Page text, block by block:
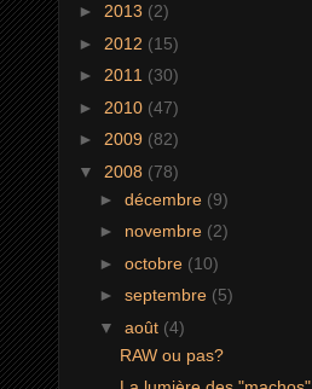
►2013 (2)
► 2012 (15)
►2011 (30)
► 2010 (47)
►2009 (82)
▼ 2008 (78)
►décembre (9)
► novembre (2)
►octobre (10)
►septembre (5)
▼août (4)
RAW ou pas?